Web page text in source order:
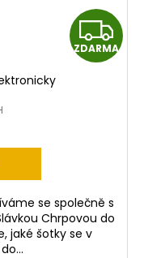
Z
D
A
ZDARMA
se společně s
Chrpovou do
jaké šotky se v